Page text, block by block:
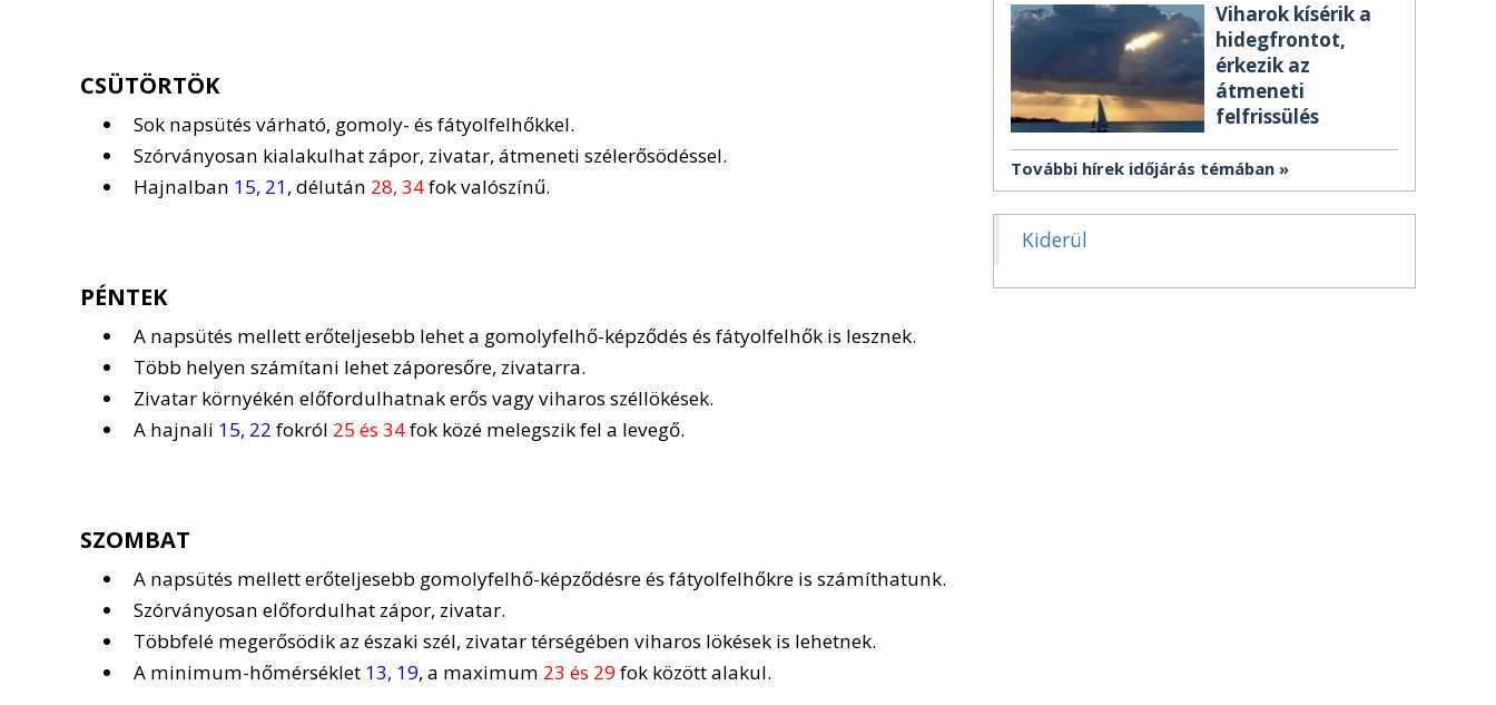
CSÜTÖRTÖK
Sok napsütés várható, gomoly- és fátyolfelhőkkel.
Szórványosan kialakulhat zápor, zivatar, átmeneti szélerősödéssel.
Hajnalban 15, 21, délután 28, 34fok valószínű.
PÉNTEK
A napsütés mellett erőteljesebb lehet a gomolyfelhő-képződés és fátyolfelhők is lesznek.
Több helyen számítani lehet záporesőre, zivatarra.
Zivatar környékén előfordulhatnak erős vagy viharos széllökések.
A hajnali 15, 22 fokról 25 és 34fok közé melegszik fel a levegő.
SZOMBAT
A napsütés mellett erőteljesebb gomolyfelhő-képződésre és fátyolfelhőkre is számíthatunk.
Szórványosan előfordulhat zápor, zivatar.
Többfelé megerősödik az északi szél, zivatar térségében viharos lökések is lehetnek.
A minimum-hőmérséklet 13, 19, a maximum 23 és 29fok között alakul.
Viharok kísérik a
hidegfrontot,
érkezik az
átmeneti
felfrissülés
További hírek időjárás témában
Kiderül